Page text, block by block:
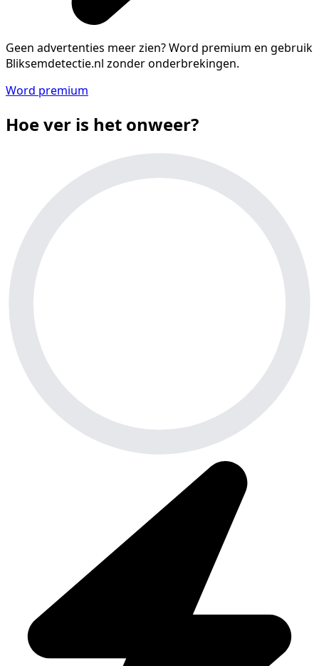
Geen advertenties meer zien?Word premium en gebruik
Bliksemdetectie.nl zonder onderbrekingen.
Word premium
Hoe ver is het onweer?